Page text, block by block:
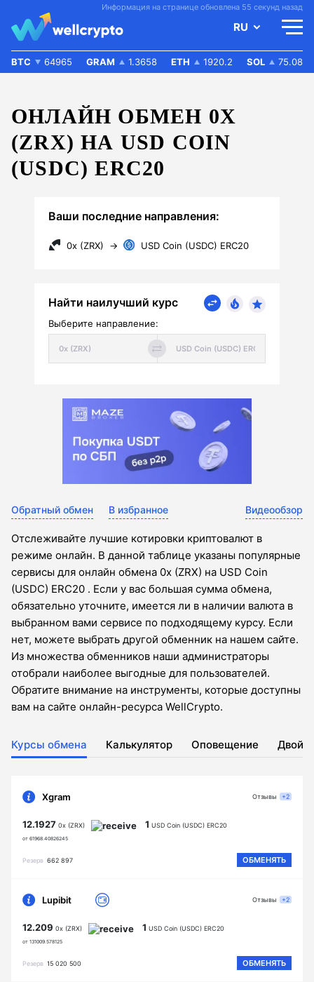
Информация на странице обновлена 55 секунд назад
RU
BTC 64965 GRAM 1.3658 ETH 1920.2 SOL 75.08
ОНЛАЙН ОБМЕН 0X
(ZRX) НА USD COIN
(USDC) ERC20
Ваши последние направления:
0x (ZRX) → USD Coin (USDC) ERC20
Найти наилучший курс
Выберите направление:
Обратный обмен В избранное Видеообзор
Отслеживайте лучшие котировки криптовалют в
режиме онлайн. В данной таблице указаны популярные
сервисы для онлайн обмена 0x (ZRX) на USD Coin
(USDC) ERC20 . Если у вас большая сумма обмена,
обязательно уточните, имеется ли в наличии валюта в
выбранном вами сервисе по подходящему курсу. Если
нет, можете выбрать другой обменник на нашем сайте.
Из множества обменников наши администраторы
отобрали наиболее выгодные для пользователей.
Обратите внимание на инструменты, которые доступны
вам на сайте онлайн-ресурса WellCrypto.
Курсы обмена Калькулятор Оповещение
Xgram
12.1927 0x (ZRX)
от 61968.40826245
1 USD Coin (USDC) ERC20
Резерв 662 897 ОБМЕНЯТЬ
Отзывы +2
Lupibit
12.209 0x (ZRX)
от 131009.578125
1 USD Coin (USDC) ERC20
Резерв 15 020 500 ОБМЕНЯТЬ
Отзывы +2